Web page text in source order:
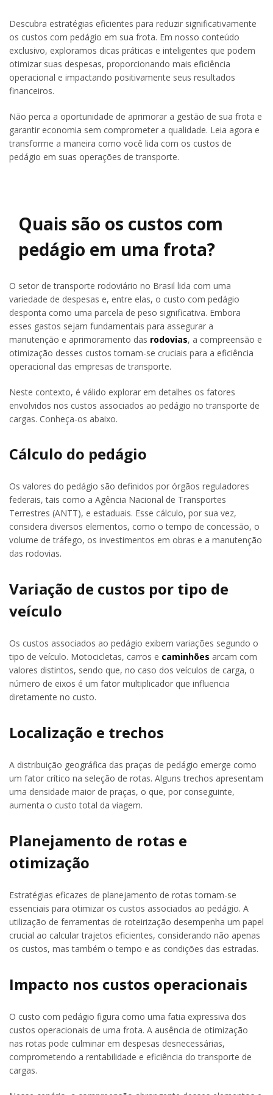
Descubra estratégias eficientes para reduzir significativamente
os custos com pedágio em sua frota. Em nosso conteúdo
exclusivo, exploramos dicas práticas e inteligentes que podem
otimizar suas despesas, proporcionando mais eficiência
operacional e impactando positivamente seus resultados
financeiros.
Não perca a oportunidade de aprimorar a gestão de sua frota e
garantir economia sem comprometer a qualidade. Leia agora e
transforme a maneira como você lida com os custos de
pedágio em suas operações de transporte.
Quais são os custos com
pedágio em uma frota?
O setor de transporte rodoviário no Brasil lida com uma
variedade de despesas e, entre elas, o custo com pedágio
desponta como uma parcela de peso significativa. Embora
esses gastos sejam fundamentais para assegurar a
manutenção e aprimoramento das rodovias, a compreensão e
otimização desses custos tornam-se cruciais para a eficiência
operacional das empresas de transporte.
Neste contexto, é válido explorar em detalhes os fatores
envolvidos nos custos associados ao pedágio no transporte de
cargas. Conheça-os abaixo.
Cálculo do pedágio
Os valores do pedágio são definidos por órgãos reguladores
federais, tais como a Agência Nacional de Transportes
Terrestres (ANTT), e estaduais. Esse cálculo, por sua vez,
considera diversos elementos, como o tempo de concessão, o
volume de tráfego, os investimentos em obras e a manutenção
das rodovias.
Variação de custos por tipo de
veículo
Os custos associados ao pedágio exibem variações segundo o
tipo de veículo. Motocicletas, carros e caminhões arcam com
valores distintos, sendo que, no caso dos veículos de carga, o
número de eixos é um fator multiplicador que influencia
diretamente no custo.
Localização e trechos
A distribuição geográfica das praças de pedágio emerge como
um fator crítico na seleção de rotas. Alguns trechos apresentam
uma densidade maior de praças, o que, por conseguinte,
aumenta o custo total da viagem.
Planejamento de rotas e
otimização
Estratégias eficazes de planejamento de rotas tornam-se
essenciais para otimizar os custos associados ao pedágio. A
utilização de ferramentas de roteirização desempenha um papel
crucial ao calcular trajetos eficientes, considerando não apenas
os custos, mas também o tempo e as condições das estradas.
Impacto nos custos operacionais
O custo com pedágio figura como uma fatia expressiva dos
custos operacionais de uma frota. A ausência de otimização
nas rotas pode culminar em despesas desnecessárias,
comprometendo a rentabilidade e eficiência do transporte de
cargas.